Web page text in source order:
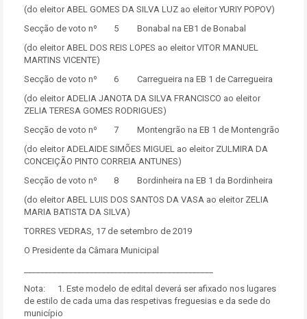
(do eleitor ABEL GOMES DA SILVA LUZ ao eleitor YURIY POPOV)
Secção de voto nº 5 Bonabal na EB1 de Bonabal
(do eleitor ABEL DOS REIS LOPES ao eleitor VITOR MANUEL
MARTINS VICENTE)
Secção de voto nº 6 Carregueira na EB 1 de Carregueira
(do eleitor ADELIA JANOTA DA SILVA FRANCISCO ao eleitor
ZELIA TERESA GOMES RODRIGUES)
Secção de voto nº 7 Montengrão na EB 1 de Montengrão
(do eleitor ADELAIDE SIMÕES MIGUEL ao eleitor ZULMIRA DA
CONCEIÇÃO PINTO CORREIA ANTUNES)
Secção de voto nº 8 Bordinheira na EB 1 da Bordinheira
(do eleitor ABEL LUIS DOS SANTOS DA VASA ao eleitor ZELIA
MARIA BATISTA DA SILVA)
TORRES VEDRAS, 17 de setembro de 2019
O Presidente da Câmara Municipal
Nota: 1. Este modelo de edital deverá ser afixado nos lugares
de estilo de cada uma das respetivas freguesias e da sede do
município